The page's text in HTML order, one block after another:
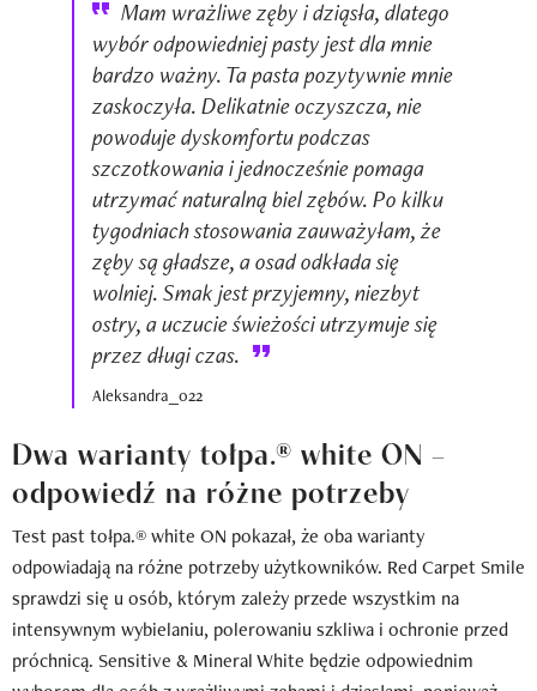
Mam wrażliwe zęby i dziąsła, dlatego
wybór odpowiedniej pasty jest dla mnie
bardzo ważny. Ta pasta pozytywnie mnie
zaskoczyła. Delikatnie oczyszcza, nie
powoduje dyskomfortu podczas
szczotkowania i jednocześnie pomaga
utrzymać naturalną biel zębów. Po kilku
tygodniach stosowania zauważyłam, że
zęby są gładsze, a osad odkłada się
wolniej. Smak jest przyjemny, niezbyt
ostry, a uczucie świeżości utrzymuje się
przez długi czas.
Aleksandra_022
Dwa warianty tołpa.® white ON –
odpowiedź na różne potrzeby
Test past tołpa.® white ON pokazał, że oba warianty
odpowiadają na różne potrzeby użytkowników. Red Carpet Smile
sprawdzi się u osób, którym zależy przede wszystkim na
intensywnym wybielaniu, polerowaniu szkliwa i ochronie przed
próchnicą. Sensitive & Mineral White będzie odpowiednim